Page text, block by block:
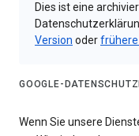
Dies ist eine
Version oderfrühere
GOOGLE-
Wenn Sie unsere